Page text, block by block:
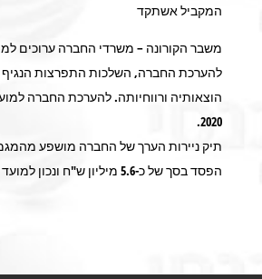
המקביל אשתקד
משבר הקורונה – משרדי החברה ערוכים
להערכת החברה, השלכות התפרצות הנגיף
הוצאותיה ורווחיותה. להערכת החברה
2020.
הפסד בסך של כ-5.6 מיליון ש"ח ונכון למועד פרסום הדו"ח, ההפסד בתיק ניירות הערך מסתכם בכ-3 מיליון ש"ח